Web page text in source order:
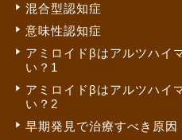
混合型認知症
意味性認知症
アミロイドβはアルツハイ
い？1
アミロイドβはアルツハイ
い？2
早期発見で治療すべき原因